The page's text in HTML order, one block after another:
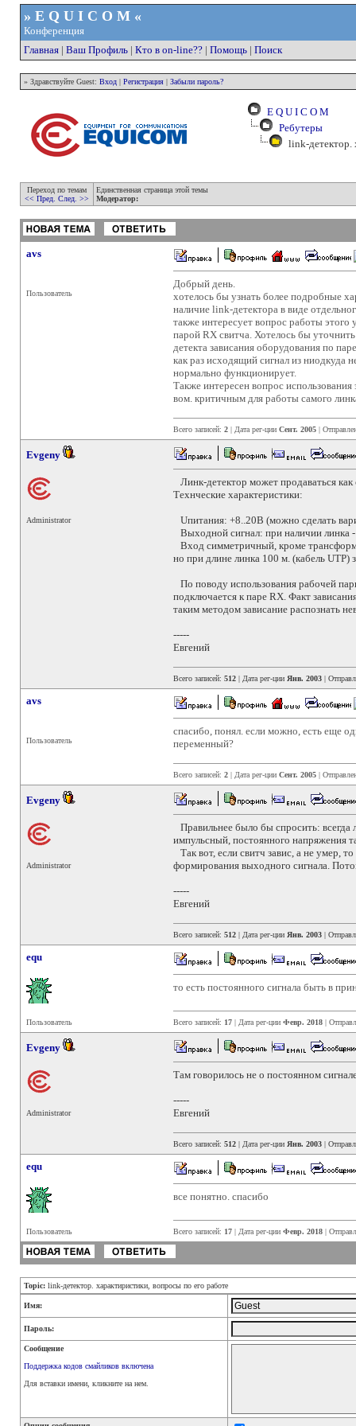
» E Q U I C O M «
Конференция
Главная| Ваш Профиль| Кто в on-line??| Помощь| Поиск
» Здравствуйте Guest: Вход| Регистрация| Забыли пароль?
E Q U I C O M
Ребутеры
link-детектор.
Переход по темам
<< Пред. След. >>
Единственная страница этой темы
Модератор:
avs
Пользователь
Добрый день.
хотелось бы узнать более подробные
наличие link-детектора в виде
также интересует вопрос работы этого
парой RX свитча. Хотелось бы
детекта зависания оборудования по
как раз исходящий сигнал из ниодкуда
нормально функционирует.
Также интересен вопрос
вом. критичным для работы самого
Всего записей: 2| Дата рег-ции Сент. 2005|
Evgeny
Administrator
Линк-детектор может продаваться
Технческие характеристики:
Uпитания: +8..20В (можно сделать
Выходной сигнал: при наличии линка -
Вход симметричный, кроме
но при длине линка 100 м. (кабель UTP)
По поводу использования рабочей
подключается к паре RX. Факт
таким методом зависание распознать
-----
Евгений
Всего записей: 512| Дата рег-ции Янв. 2003|
avs
Пользователь
спасибо, понял. если можно, есть еще
переменный?
Всего записей: 2| Дата рег-ции Сент. 2005|
Evgeny
Administrator
Правильнее было бы спросить: всегда
импульсный, постоянного напряжения
Так вот, если свитч завис, а не умер,
формирования выходного сигнала.
-----
Евгений
Всего записей: 512| Дата рег-ции Янв. 2003|
equ
Пользователь
то есть постоянного сигнала быть в
Всего записей: 17| Дата рег-ции Февр. 2018|
Evgeny
Administrator
Там говорилось не о постоянном
-----
Евгений
Всего записей: 512| Дата рег-ции Янв. 2003|
equ
Пользователь
все понятно. спасибо
Всего записей: 17| Дата рег-ции Февр. 2018|
Topic:link-детектор. характиристики, вопросы по его работе
Имя:
Пароль:
Сообщение
Поддержка кодов смайликов включена
Для вставки имени, кликните на нем.